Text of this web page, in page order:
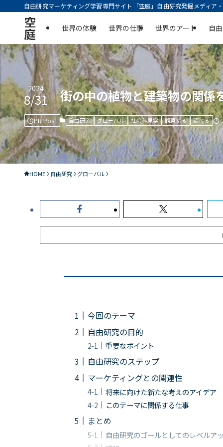
自由研究マーケティング学習専門サイト「空庭」自由研究発掘メディア
空
庭 世界の体験 世界の仕事 世界のアート 自
街の中の植物と建築物の関係
2024
8/31
PR Post 自由研究 グローバル 社会科見学 観察する 調べる
HOME 自由研究 グローバル
今回のテーマ
自由研究の目的
重要なポイント
自由研究のステップ
マーケティングとの関連性
将来に向けた新たな考えのアイデア
このテーマに関係する仕事
まとめ
自由研究のゴールとしてのレベルア